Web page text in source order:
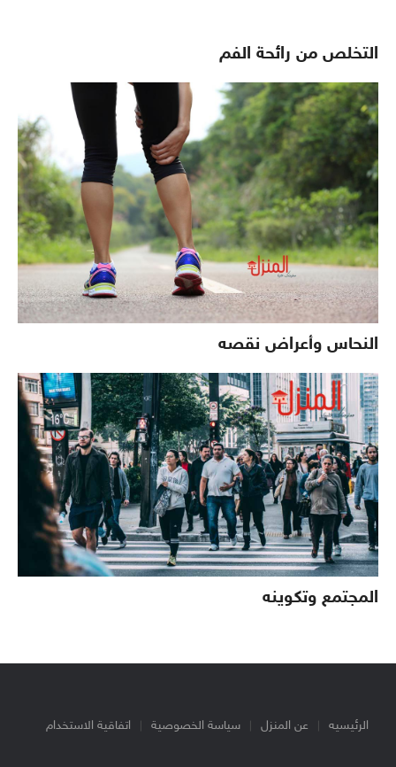
التخلص من رائحة الفم
النحاس وأعراض نقصه
المجتمع وتكوينه
الرئيسيه عن المنزل سياسة الخصوصية اتفاقية الاستخدام